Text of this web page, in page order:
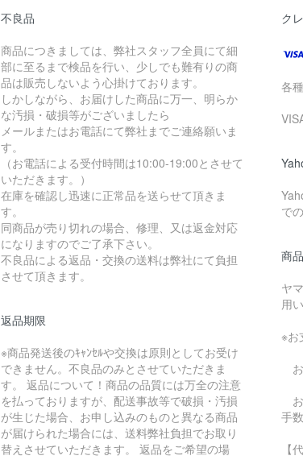
不良品
商品につきましては、弊社スタッフ全員にて細
部に至るまで検品を行い、少しでも難有りの商
品は販売しないよう心掛けております。
しかしながら、お届けした商品に万一、明らか
な汚損・破損等がございましたら
メールまたはお電話にて弊社までご連絡願いま
す。
（お電話による受付時間は10:00-19:00とさせて
いただきます。）
在庫を確認し迅速に正常品を送らせて頂きま
す。
同商品が売り切れの場合、修理、又は返金対応
になりますのでご了承下さい。
不良品による返品・交換の送料は弊社にて負担
させて頂きます。
返品期限
※商品発送後のｷｬﾝｾﾙや交換は原則としてお受け
できません。不良品のみとさせていただきま
す。 返品について！商品の品質には万全の注意
を払っておりますが、配送事故等で破損・汚損
が生じた場合、お申し込みのものと異なる商品
が届けられた場合には、送料弊社負担でお取り
替えさせていただきます。 返品をご希望の場
ク
各
で
商
ヤ
用
※お
手
【